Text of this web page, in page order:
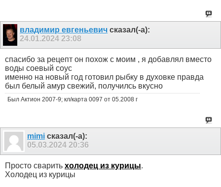
владимир евгеньевич сказал(-а):
24.01.202423:08
спасибо за рецепт он похож с моим , я добавлял вместо
воды соевый соус
именно на новый год готовил рыбку в духовке правда
был белый амур свежий, получилсь вкусно
Был Актион 2007-9; кл/карта 0097 от 05.2008 г
mimi сказал(-а):
05.03.2024 20:36
Просто сварить холодец из курицы.
Холодец из курицы